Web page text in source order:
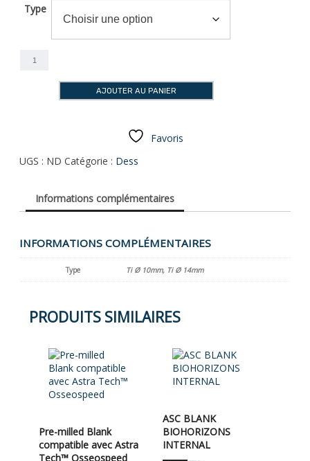
Type
quantité
Kontact®
AJOUTER AU PANIER
Favoris
UGS : ND Catégorie : Dess
Informations complémentaires
INFORMATIONS COMPLÉMENTAIRES
Type Ti Ø 10mm, Ti Ø 14mm
PRODUITS SIMILAIRES
Pre-milled Blank
compatible avec Astra
Tech™ Osseospeed
ASC BLANK
BIOHORIZONS
INTERNAL